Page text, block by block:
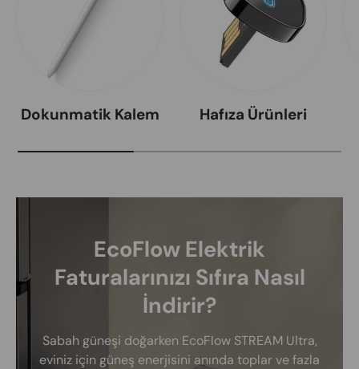
Dokunmatik Kalem Hafıza Ürünleri
EcoFlow Elektrik
Faturalarınızı Sıfıra Nasıl
İndirir?
Sabah güneşi doğarken EcoFlow STREAM Ultra,
eviniz için güneş enerjisini anında toplar ve fazla